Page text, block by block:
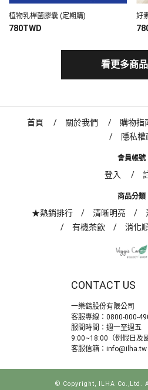
植物乳桿菌膠囊 (定期購)
780TWD
好
看更多商品
首頁 關於我們 購物指
隱私權
會員帳號
登入
商品分類
★熱銷排行 清晰明亮
有機茶飲
消化
CONTACT US
一樂鶴股份有限公司
客服專線： 0800-000-
服間時間：週一至週五
9:00~18:00（例假日及
客服信箱： info@ilha.tw
© Copyright, ILHA Co.,Ltd.